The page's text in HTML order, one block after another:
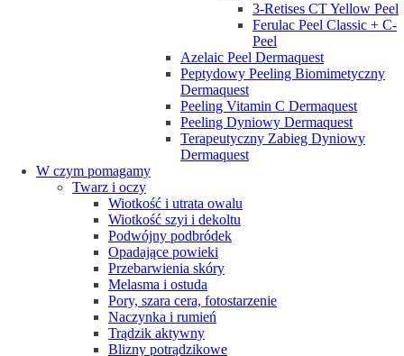
3-Retises CT Yellow Peel
Ferulac Peel Classic + C-
Peel
Azelaic Peel Dermaquest
Peptydowy Peeling Biomimetyczny
Dermaquest
Peeling Vitamin C Dermaquest
Peeling Dyniowy Dermaquest
Terapeutyczny Zabieg Dyniowy
Dermaquest
W czym pomagamy
Twarz i oczy
Wiotkość i utrata owalu
Wiotkość szyi i dekoltu
Podwójny podbródek
Opadające powieki
Przebarwienia skóry
Melasma i ostuda
Pory, szara cera, fotostarzenie
Naczynka i rumień
Trądzik aktywny
Blizny potrądzikowe